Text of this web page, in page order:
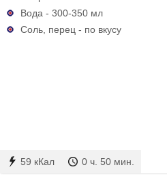
Вода - 300-350 мл
Соль, перец - по вкусу
59 кКал 0 ч. 50 мин.